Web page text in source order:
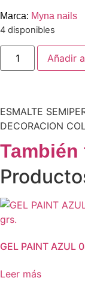
Marca: Myna nails
4 disponibles
Añadir
ESMALTE
DECORACION
GEL PAINT AZUL
Leer más